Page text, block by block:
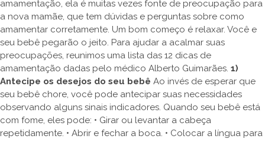
amamentação, ela é muitas vezes fonte de preocupação para
a nova mamãe, que tem dúvidas e perguntas sobre como
amamentar corretamente. Um bom começo é relaxar. Você e
seu bebê pegarão o jeito. Para ajudar a acalmar suas
preocupações, reunimos uma lista das 12 dicas de
amamentação dadas pelo médico Alberto Guimarães. 1)
Antecipe os desejos do seu bebê Ao invés de esperar que
seu bebê chore, você pode antecipar suas necessidades
observando alguns sinais indicadores. Quando seu bebê está
com fome, eles pode: • Girar ou levantar a cabeça
repetidamente. • Abrir e fechar a boca. • Colocar a língua para